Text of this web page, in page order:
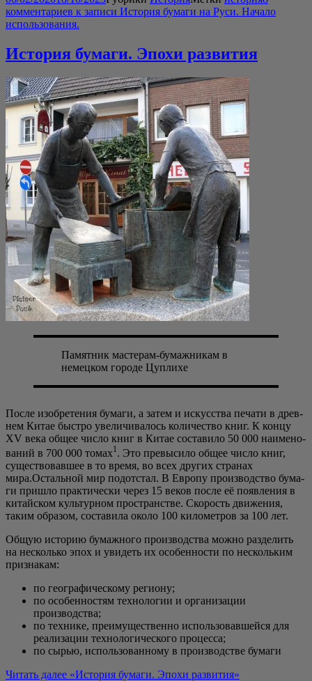
комментариев к записи История бумаги на Руси. Начало
использования.
История бумаги. Эпохи развития
Памят­ник масте­рам-бумаж­ни­кам в
немец­ком горо­де Цуплихе
После изоб­ре­те­ния бума­ги, а затем и искус­ства печа­ти в древ­
нем Китае быст­ро уве­ли­чи­ва­лось коли­че­ство книг. К кон­цу
XV века общее чис­ло книг в Китае соста­ви­ло 50 000 наиме­но­
ва­ний в 700 000 томах1 . Это пре­вы­си­ло общее чис­ло книг,
суще­ство­вав­шее в то вре­мя, во всех дру­гих стра­нах
мира.Остальной мир подот­стал. В Евро­пу про­из­вод­ство бума­
ги при­шло прак­ти­че­ски через 15 веков после её появ­ле­ния в
китай­ском куль­тур­ном про­стран­стве. Ско­рость дви­же­ния,
таким обра­зом, соста­ви­ла око­ло 100 кило­мет­ров за 100 лет.
Общую исто­рию бумаж­но­го про­из­вод­ства мож­но раз­де­лить
на несколь­ко эпох и уви­деть их осо­бен­но­сти по несколь­ким
признакам:
по гео­гра­фи­че­ско­му региону;
по осо­бен­но­стям тех­но­ло­гии и орга­ни­за­ции
производства;
по тех­ни­ке, пре­иму­ще­ствен­но исполь­зо­вав­шей­ся для
реа­ли­за­ции тех­но­ло­ги­че­ско­го процесса;
по сырью, исполь­зо­ван­но­му в про­из­вод­стве бумаги
Читать далее «Исто­рия бума­ги. Эпо­хи развития»